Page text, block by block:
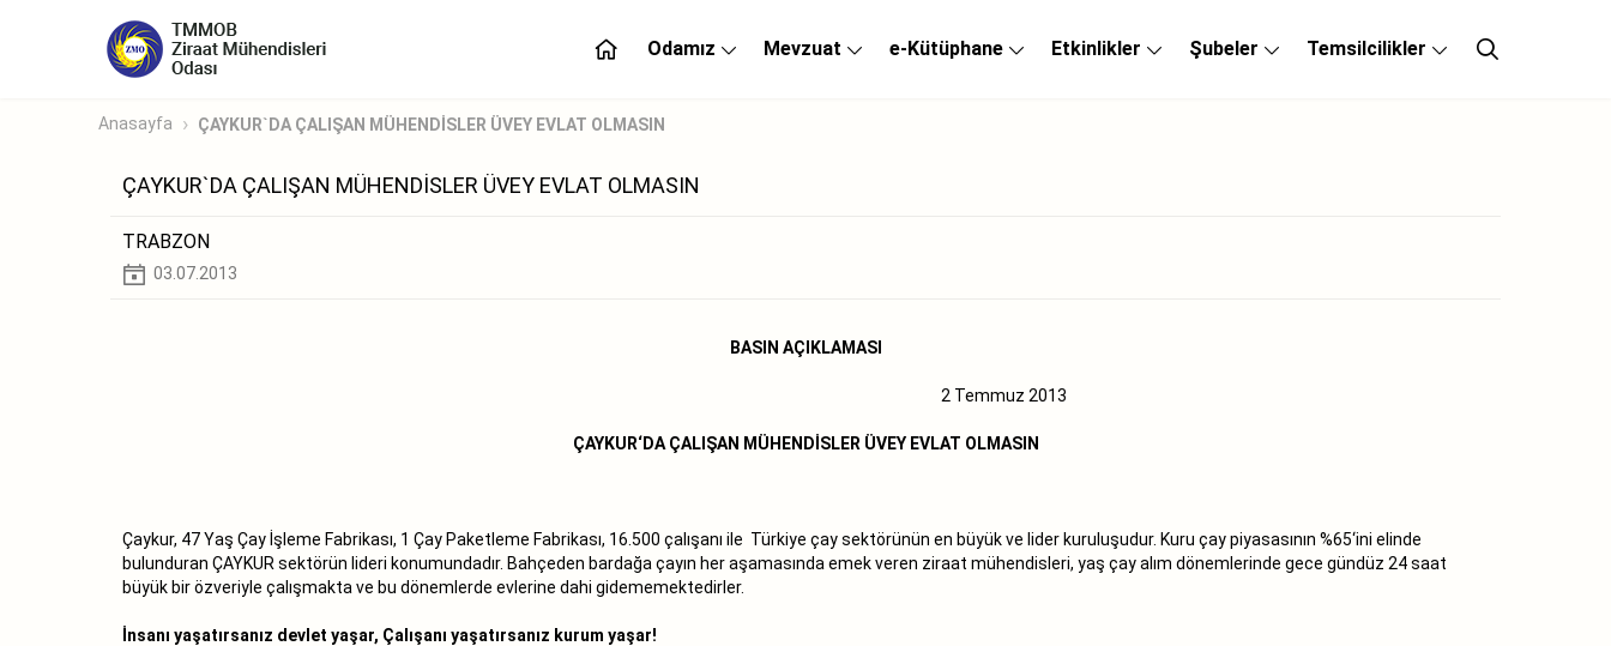
Odamız Mevzuat e-Kütüphane Etkinlikler Şubeler Temsilcilikler
Anasayfa ÇAYKUR`DA ÇALIŞAN MÜHENDİSLER ÜVEY EVLAT OLMASIN
ÇAYKUR`DA ÇALIŞAN MÜHENDİSLER ÜVEY EVLAT OLMASIN
TRABZON
03.07.2013
BASIN AÇIKLAMASI
2 Temmuz 2013
ÇAYKUR‘DA ÇALIŞAN MÜHENDİSLER ÜVEY EVLAT OLMASIN
Çaykur, 47 Yaş Çay İşleme Fabrikası, 1 Çay Paketleme Fabrikası, 16.500 çalışanı ile Türkiye çay sektörünün en büyük ve lider kuruluşudur. Kuru çay piyasasının %65‘ini elinde
bulunduran ÇAYKUR sektörün lideri konumundadır. Bahçeden bardağa çayın her aşamasında emek veren ziraat mühendisleri, yaş çay alım dönemlerinde gece gündüz 24 saat
büyük bir özveriyle çalışmakta ve bu dönemlerde evlerine dahi gidememektedirler.
İnsanı yaşatırsanız devlet yaşar, Çalışanı yaşatırsanız kurum yaşar!